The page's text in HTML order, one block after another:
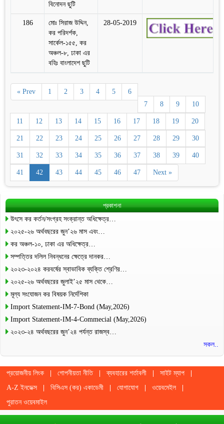
বিনোদন ছুটি
186
মোঃ সিরাজ উদ্দিন,
কর পরিদর্শক,
সার্কেল-১৫৫, কর
অঞ্চল-৮, ঢাকা এর
বহিঃ বাংলাদেশ ছুটি
28-05-2019
« Prev 1 2 3 4 5
6
7
8 9 10
11 12 13 14 15 16 17 18 19 20
21 22 23 24 25 26 27 28 29 30
31 32 33 34 35 36 37 38 39 40
41 42 43 44 45 46 47 Next »
প্রকাশনা
উৎসে কর কর্তন/সংগ্রহ সংক্রান্ত অধিক্ষেত্র…
২০২৫-২৬ অর্থবছরের জুন’২৬ মাস এবং…
কর অঞ্চল-১০, ঢাকা এর অধিক্ষেত্র…
সম্পত্তির দলিল নিবন্ধনের ক্ষেত্রে দানকর…
২০২৩-২০২৪ করবর্ষের স্বাভাবিক ব্যক্তি শ্রেণির…
২০২৫-২৬ অর্থবছরের জুলাই’২৫ মাস থেকে…
মূল্য সংযোজন কর বিষয়ক নির্দেশিকা
Import Statement-IM-7-Bond (May,2026)
Import Statement-IM-4-Commecial (May,2026)
২০২৩-২৪ অর্থবছরের জুন’২৪ পর্যন্ত রাজস্ব…
সকল..
প্রয়োজনীয় লিংক গোপনীয়তা নীতি ব্যবহারের শর্তাবলী
সাইট ম্যাপ
A-Z ইনডেক্স
বিসিএস (কর) একাডেমী যোগাযোগ
ওয়েবমেইল
পুরাতন ওয়েবমাইল